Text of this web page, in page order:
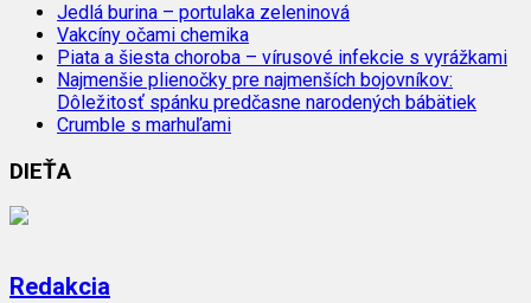
Jedlá burina – portulaka zeleninová
Vakcíny očami chemika
Piata a šiesta choroba – vírusové infekcie s vyrážkami
Najmenšie plienočky pre najmenších bojovníkov:
Dôležitosť spánku predčasne narodených bábätiek
Crumble s marhuľami
DIEŤA
Redakcia